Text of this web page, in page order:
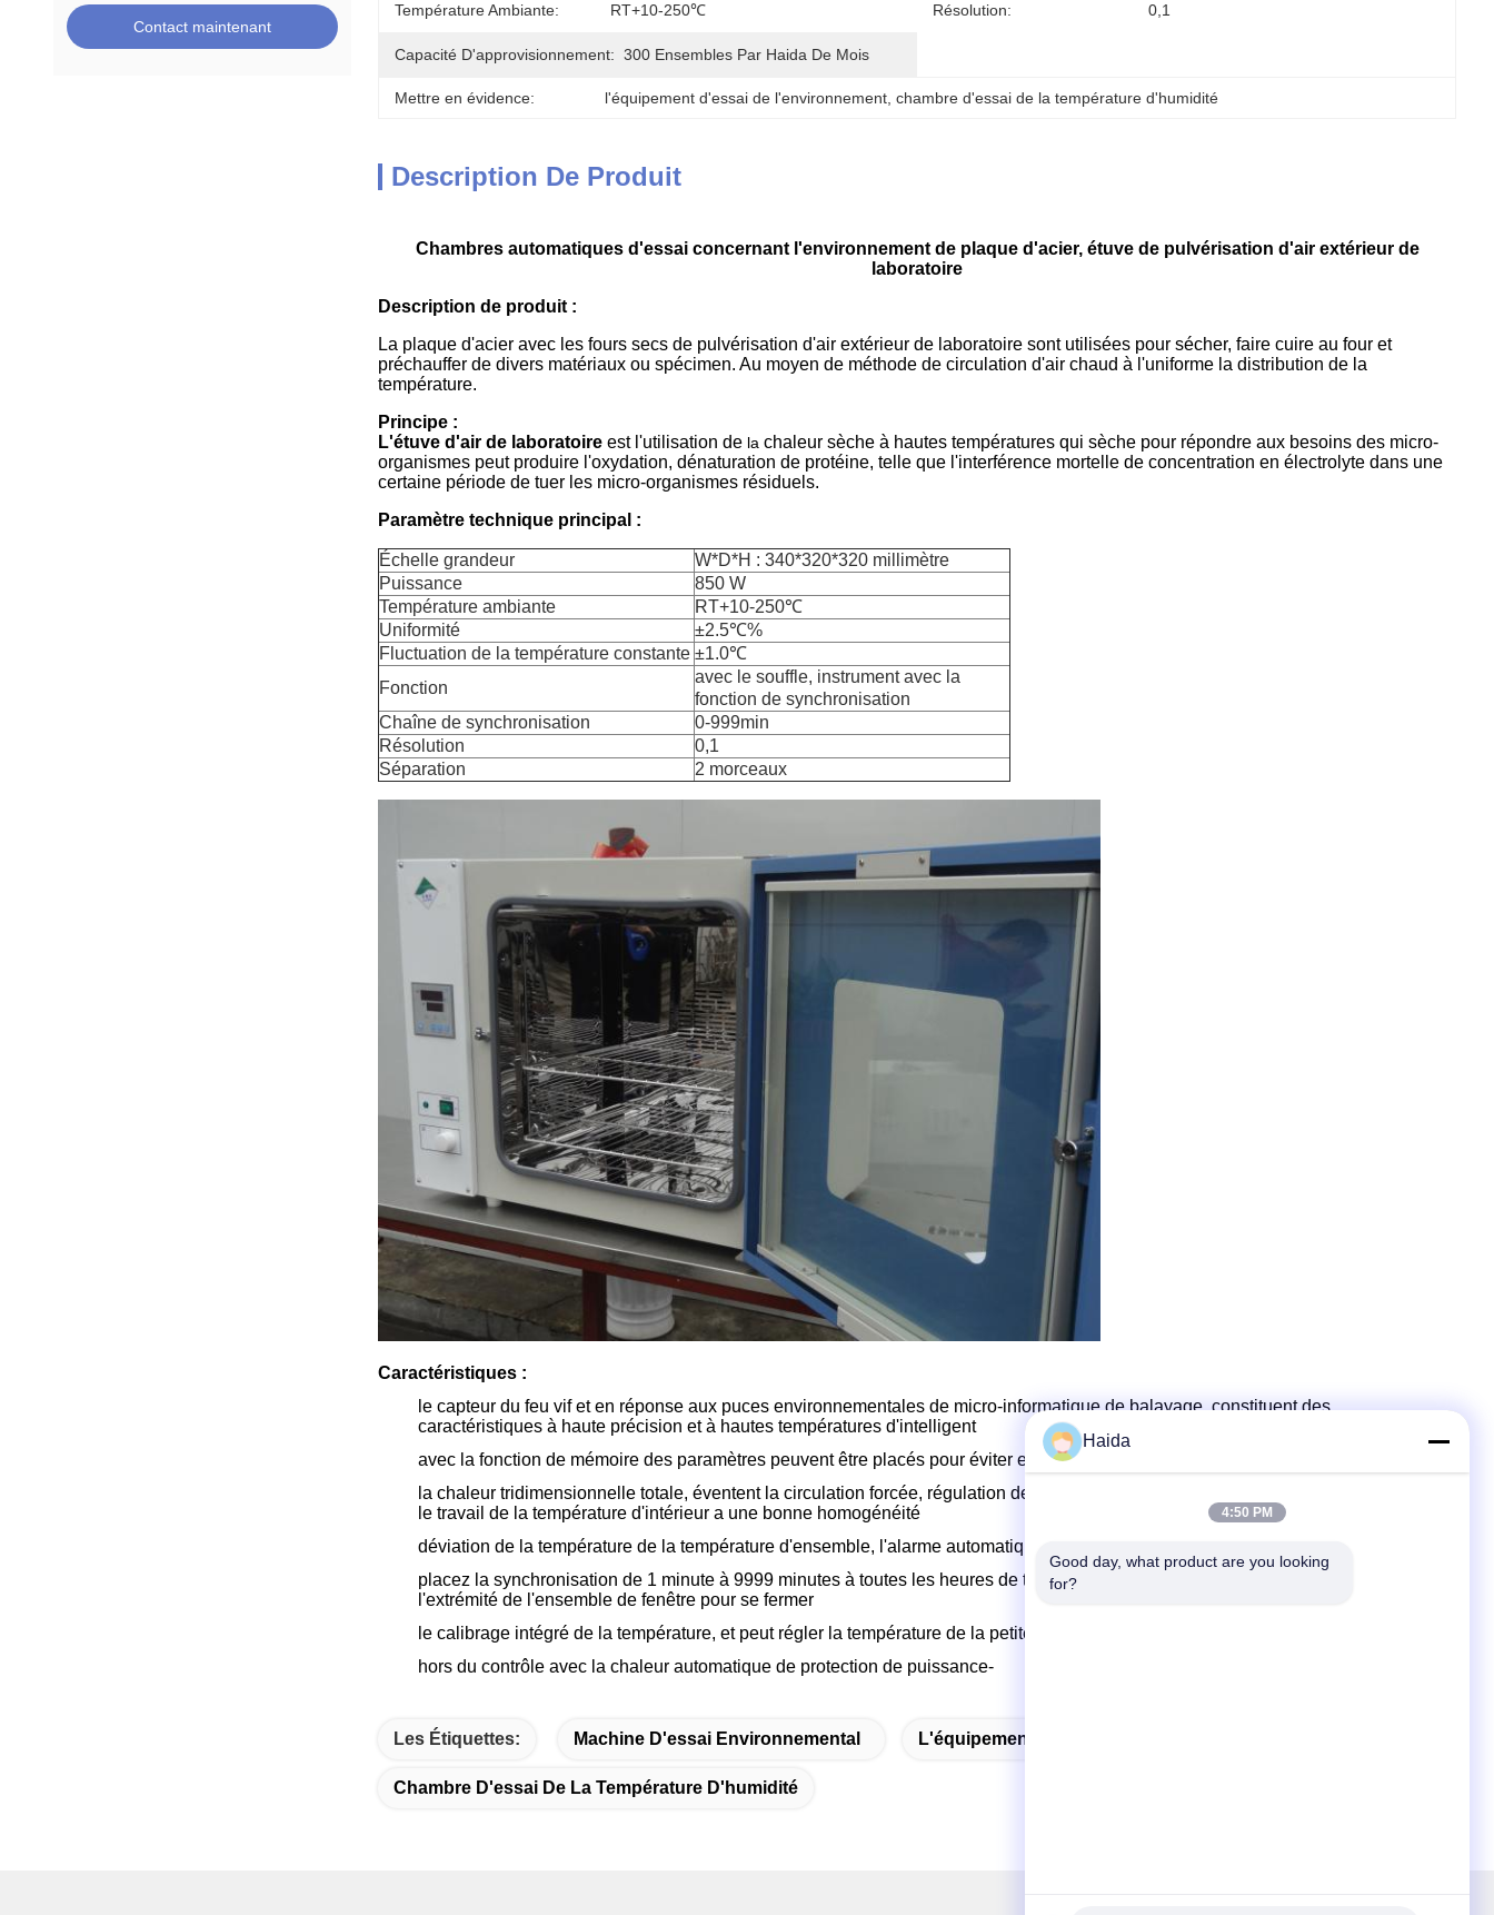
Contact maintenant
Température Ambiante: RT+10-250℃ Résolution: 0,1
Capacité D'approvisionnement: 300 Ensembles Par Haida De Mois
Mettre en évidence: l'équipement d'essai de l'environnement, chambre d'essai de la température d'humidité
Description De Produit
Chambres automatiques d'essai concernant l'environnement de plaque d'acier, étuve de pulvérisation d'air extérieur de
laboratoire
Description de produit :
La plaque d'acier avec les fours secs de pulvérisation d'air extérieur de laboratoire sont utilisées pour sécher, faire cuire au four et
préchauffer de divers matériaux ou spécimen. Au moyen de méthode de circulation d'air chaud à l'uniforme la distribution de la
température.
Principe :
L'étuve d'air de laboratoire est l'utilisation de la chaleur sèche à hautes températures qui sèche pour répondre aux besoins des micro-
organismes peut produire l'oxydation, dénaturation de protéine, telle que l'interférence mortelle de concentration en électrolyte dans une
certaine période de tuer les micro-organismes résiduels.
Paramètre technique principal :
Échelle grandeur
W*D*H : 340*320*320 millimètre
Puissance
850 W
Température ambiante
RT+10-250℃
Uniformité
±2.5℃%
Fluctuation de la température constante ±1.0℃
Fonction
avec le souffle, instrument avec la
fonction de synchronisation
Chaîne de synchronisation
0-999min
Résolution
0,1
Séparation
2 morceaux
Caractéristiques :
le capteur du feu vif et en réponse aux puces environnementales de micro-informatique de balayage, constituent des
caractéristiques à haute précision et à hautes températures d'intelligent
avec la fonction de mémoire des paramètres peuvent être placés pour éviter encombrant
la chaleur tridimensionnelle totale, éventent la circulation forcée, régulation de la température à haute précision, pour s'assurer que
le travail de la température d'intérieur a une bonne homogénéité
déviation de la température de la température d'ensemble, l'alarme automatiquement
placez la synchronisation de 1 minute à 9999 minutes à toutes les heures de travail d'ensemble, de temps en temps quand
l'extrémité de l'ensemble de fenêtre pour se fermer
le calibrage intégré de la température, et peut régler la température de la petite erreur
hors du contrôle avec la chaleur automatique de protection de puissance-
Les Étiquettes: Machine D'essai Environnemental L'équipement D'essai De L'environnement
Chambre D'essai De La Température D'humidité
Haida
4:50 PM
Good day, what product are you looking
for?